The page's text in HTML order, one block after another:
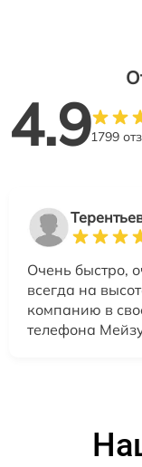
4.91799
Очень быстро,
всегда на
компанию в
телефона